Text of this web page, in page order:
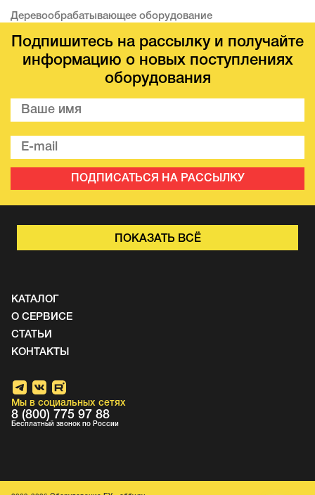
Деревообрабатывающее оборудование
Подпишитесь на рассылку и получайте
информацию о новых поступлениях
оборудования
ПОДПИСАТЬСЯ НА РАССЫЛКУ
ПОКАЗАТЬ ВСЁ
КАТАЛОГ
О СЕРВИСЕ
СТАТЬИ
КОНТАКТЫ
Мы в социальных сетях
8 (800) 775 97 88
Бесплатный звонок по России